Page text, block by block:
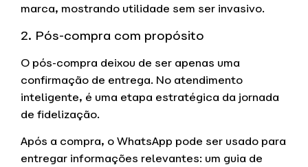
marca, mostrando utilidade sem ser invasivo.
2. Pós-compra com propósito
O pós-compra deixou de ser apenas uma
confirmação de entrega. No atendimento
inteligente, é uma etapa estratégica da jornada
de fidelização.
Após a compra, o WhatsApp pode ser usado para
entregar informações relevantes: um guia de